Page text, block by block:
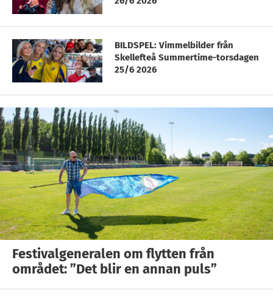
BILDSPEL: Vimmelbilder från
Skellefteå Summertime-torsdagen
25/6 2026
Festivalgeneralen om flytten från
området: ”Det blir en annan puls”